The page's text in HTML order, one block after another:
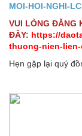
MOI-HOI-NGHI-
VUI LÒNG ĐĂNG
ĐÂY: https://
thuong-nien-
Hẹn gặp lại quý